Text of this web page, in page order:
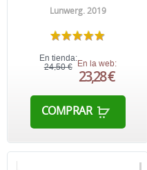
Lunwerg. 2019
En tienda:
24,50 € En la web:
23,28 €
COMPRAR